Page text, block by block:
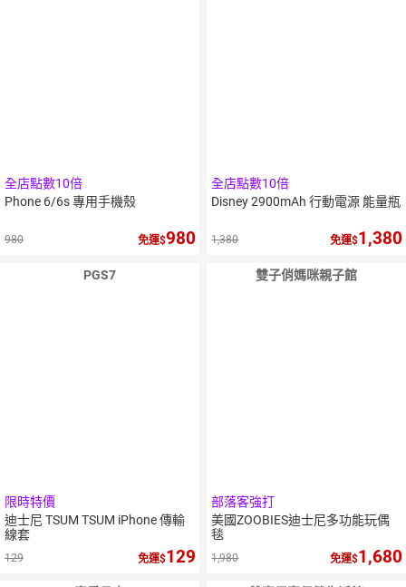
全店點數10倍
Phone 6/6s 專用手機殼
980 免運 980
全店點數10倍
Disney 2900mAh 行動電源 能量瓶
1,380 免運 1,380
PGS7
限時特價
迪士尼 TSUM TSUM iPhone 傳輸
線套
129 免運 129
雙子俏媽咪親子館
部落客強打
美國ZOOBIES迪士尼多功能玩偶
毯
1,980 免運 1,680